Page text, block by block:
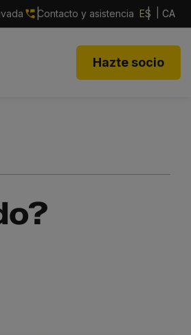
Contacto y asistencia ES CA
Hazte socio